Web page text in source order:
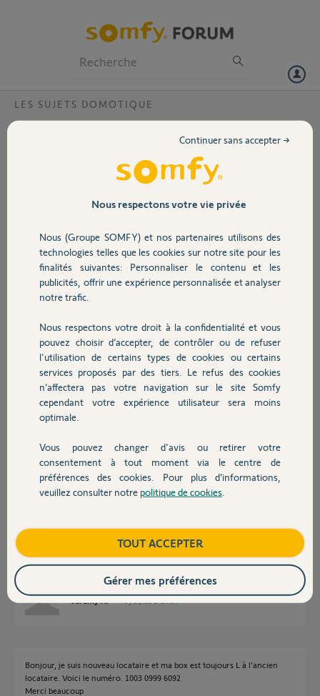
Volet
Sécurité
Domotique
Chauffage
Autres produits
Devis avec un pro
Contact
LES SUJETS DOMOTIQUE
Désactiver ancien compte sur box tahoma
Bonjour, je viens d’acheter une maison et la box TaHoma est reliée au
son compte pour pouvoir m’y connecter. Pin : 2014-8669-9819
Merci,
Arnaud W.
il y a plus d'un an
Participer au fil de discussion
Réponses
Bonjour Arnaud,
Je vous confirme avoir fais le necessaire.
Nicolas F. il y a plus d'un an
Bonjour,
J'ai le même problème, pouvez me débloquer ?
Voici le pin : 0220-6279-7150
Merci d'avance
Jérémy A. il y a plus d'un an
Bonjour, je suis nouveau locataire et ma box est toujours L à l’ancien
locataire. Voici le numéro. 1003 0999 6092
Merci beaucoup
Nous respectons votre vie privée
Nous (Groupe SOMFY) et nos partenaires utilisons des
technologies telles que les cookies sur notre site pour les
finalités suivantes: Personnaliser le contenu et les
publicités, offrir une expérience personnalisée et analyser
notre trafic.
Nous respectons votre droit à la confidentialité et vous
pouvez choisir d’accepter, de contrôler ou de refuser
l'utilisation de certains types de cookies ou certains
services proposés par des tiers. Le refus des cookies
n’affectera pas votre navigation sur le site Somfy
cependant votre expérience utilisateur sera moins
optimale.
Vous pouvez changer d'avis ou retirer votre
consentement à tout moment via le centre de
préférences des cookies. Pour plus d’informations,
veuillez consulter notre politique de cookies
Continuer sans accepter →
TOUT ACCEPTER
Gérer mes préférences